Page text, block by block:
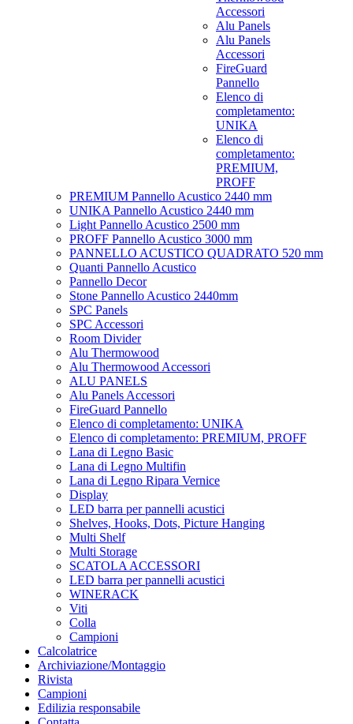
Accessori
Alu Panels
Alu Panels
Accessori
FireGuard
Pannello
Elenco di
completamento:
UNIKA
Elenco di
completamento:
PREMIUM,
PROFF
PREMIUM Pannello Acustico 2440 mm
UNIKA Pannello Acustico 2440 mm
Light Pannello Acustico 2500 mm
PROFF Pannello Acustico 3000 mm
PANNELLO ACUSTICO QUADRATO 520 mm
Quanti Pannello Acustico
Pannello Decor
Stone Pannello Acustico 2440mm
SPC Panels
SPC Accessori
Room Divider
Alu Thermowood
Alu Thermowood Accessori
ALU PANELS
Alu Panels Accessori
FireGuard Pannello
Elenco di completamento: UNIKA
Elenco di completamento: PREMIUM, PROFF
Lana di Legno Basic
Lana di Legno Multifin
Lana di Legno Ripara Vernice
Display
LED barra per pannelli acustici
Shelves, Hooks, Dots, Picture Hanging
Multi Shelf
Multi Storage
SCATOLA ACCESSORI
LED barra per pannelli acustici
WINERACK
Viti
Colla
Campioni
Calcolatrice
Archiviazione/Montaggio
Rivista
Campioni
Edilizia responsabile